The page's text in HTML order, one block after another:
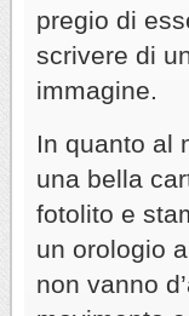
pregio di
scrivere di
immagine.
In quanto al
una bella
fotolito e
un orologio
non vanno